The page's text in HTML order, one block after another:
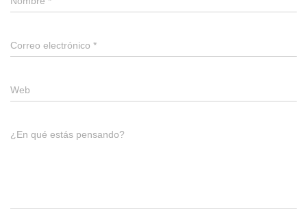
Correo electrónico *
Web
¿En qué estás pensando?